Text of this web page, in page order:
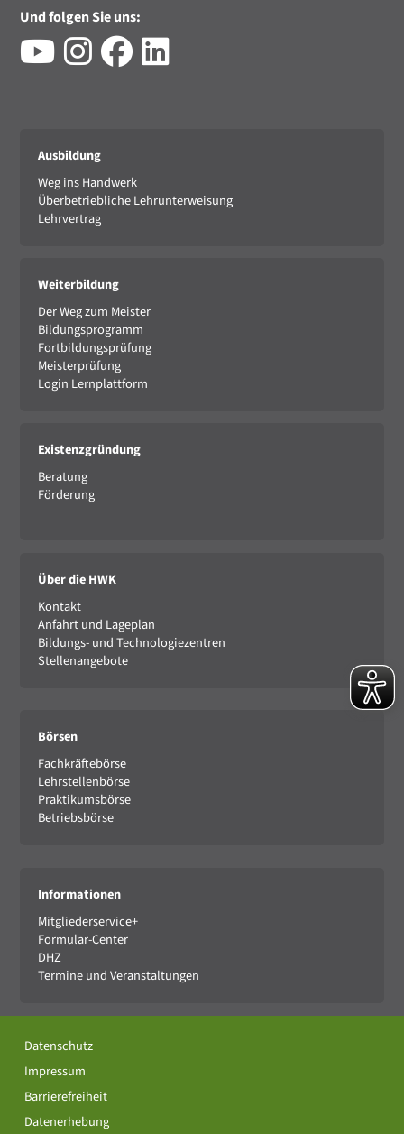
Und folgen Sie uns:
Ausbildung
Weg ins Handwerk
Überbetriebliche Lehrunterweisung
Lehrvertrag
Weiterbildung
Der Weg zum Meister
Bildungsprogramm
Fortbildungsprüfung
Meisterprüfung
Login Lernplattform
Existenzgründung
Beratung
Förderung
Über die HWK
Kontakt
Anfahrt und Lageplan
Bildungs- und Technologiezentren
Stellenangebote
Börsen
Fachkräftebörse
Lehrstellenbörse
Praktikumsbörse
Betriebsbörse
Informationen
Mitgliederservice+
Formular-Center
DHZ
Termine und Veranstaltungen
Datenschutz
Impressum
Barrierefreiheit
Datenerhebung